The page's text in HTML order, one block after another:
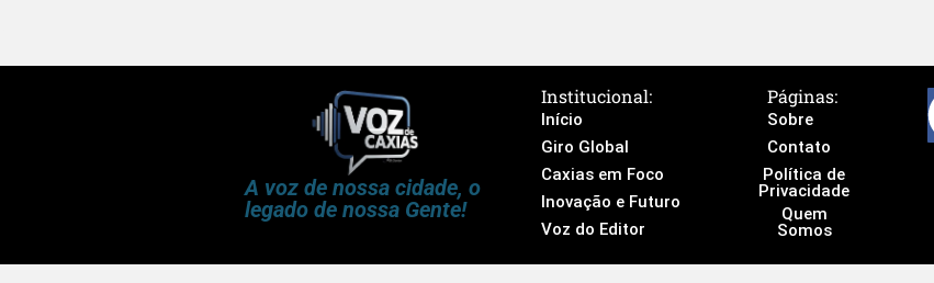
A voz de nossa cidade, o
legado de nossa Gente!
Institucional:
Início
Giro Global
Caxias em Foco
Inovação e Futuro
Voz do Editor
Páginas:
Sobre
Contato
Política de
Privacidade
Quem
Somos